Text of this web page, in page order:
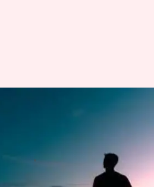
తెలుసనుకోవడం
మరోటి లేదు
06:57 pm